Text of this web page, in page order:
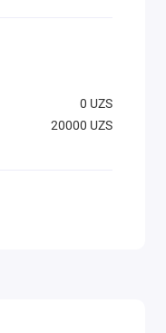
0 UZS
20000 UZS